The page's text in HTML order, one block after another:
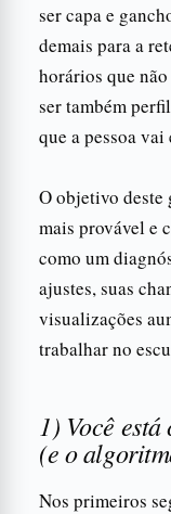
ser capa e
demais para a
horários que
ser também
que a pessoa
O objetivo deste
mais provável e
como um
ajustes, suas
visualizações
trabalhar no
1) Você
(e o
Nos primeiros